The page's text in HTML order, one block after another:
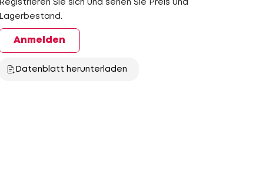
Registrieren Sie sich und sehen Sie Preis und
Lagerbestand.
Anmelden
Datenblatt herunterladen